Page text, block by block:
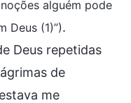
alguém pode
Deus (1)”).
Deus repetidas
de
me